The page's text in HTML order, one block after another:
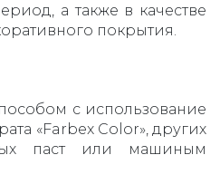
а также в качестве
покрытия.
с использование
«Farbex Color», других
паст или машиным